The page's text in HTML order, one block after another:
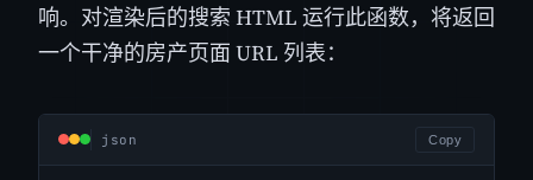
响。对渲染后的搜索 HTML 运行此函数，将返回
一个干净的房产页面 URL 列表：
json Copy